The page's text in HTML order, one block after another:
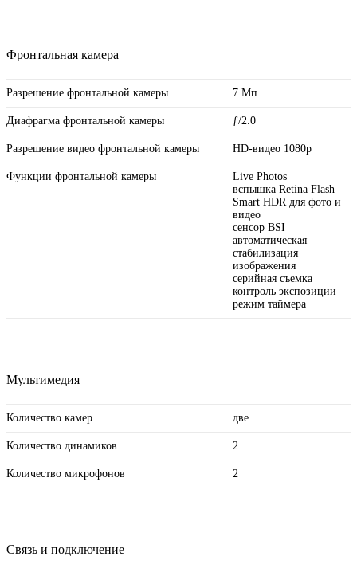
Фронтальная камера
Разрешение фронтальной камеры 7 Мп
Диафрагма фронтальной камеры ƒ/2.0
Разрешение видео фронтальной камеры HD-видео 1080p
Функции фронтальной камеры
Live Photos
вспышка Retina Flash
Smart HDR для фото и
видео
сенсор BSI
автоматическая
стабилизация
изображения
серийная съемка
контроль экспозиции
режим таймера
Мультимедия
Количество камер две
Количество динамиков 2
Количество микрофонов 2
Связь и подключение